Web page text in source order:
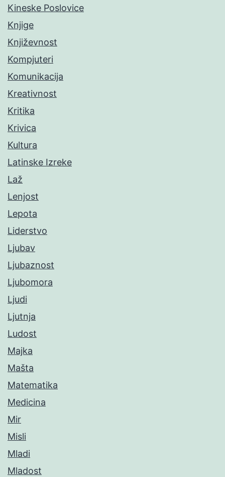
Kineske Poslovice
Knjige
Književnost
Kompjuteri
Komunikacija
Kreativnost
Kritika
Krivica
Kultura
Latinske Izreke
Laž
Lenjost
Lepota
Liderstvo
Ljubav
Ljubaznost
Ljubomora
Ljudi
Ljutnja
Ludost
Majka
Mašta
Matematika
Medicina
Mir
Misli
Mladi
Mladost